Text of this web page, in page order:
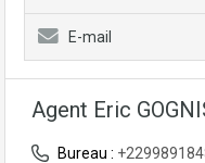
E-mail
Agent Eric
Bureau :